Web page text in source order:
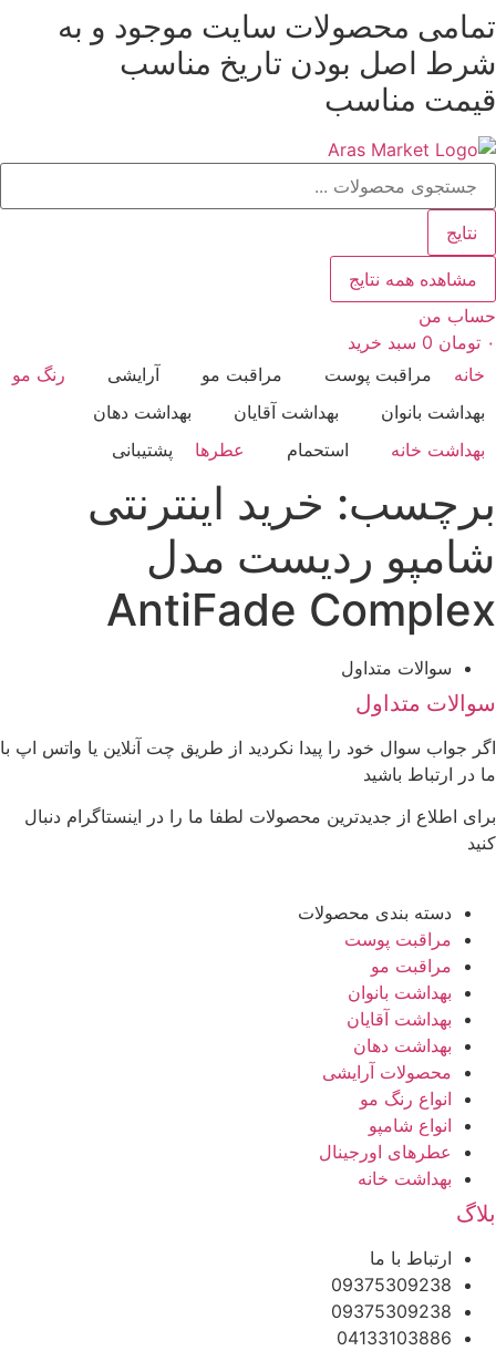
پرش
محتوا
تمامی محصولات سایت موجود و به
شرط اصل بودن تاریخ مناسب
قیمت مناسب
جستجو
نتایج
مشاهده همه نتایج
حساب من
۰ تومان 0 سبد خرید
خانه
مراقبت پوست مراقبت مو آرایشی
رنگ مو
بهداشت بانوان
بهداشت آقایان
بهداشت دهان
بهداشت خانه
استحمام عطرها پشتیبانی
برچسب: خرید اینترنتی
شامپو ردیست مدل
AntiFade Complex
سوالات متداول
سوالات متداول
اگر جواب سوال خود را پیدا نکردید از طریق چت آنلاین یا واتس اپ با
ما در ارتباط باشید
برای اطلاع از جدیدترین محصولات لطفا ما را در اینستاگرام دنبال
کنید
دسته بندی محصولات
مراقبت پوست
مراقبت مو
بهداشت بانوان
بهداشت آقایان
بهداشت دهان
محصولات آرایشی
انواع رنگ مو
انواع شامپو
عطرهای اورجینال
بهداشت خانه
بلاگ
ارتباط با ما
09375309238
09375309238
04133103886